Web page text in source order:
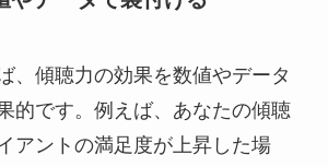
、傾聴力の効果を数値やデータ
的です。例えば、あなたの傾聴
アントの満足度が上昇した場